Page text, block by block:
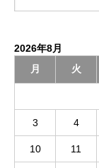
2026年8月
月
火
3 4
10 11